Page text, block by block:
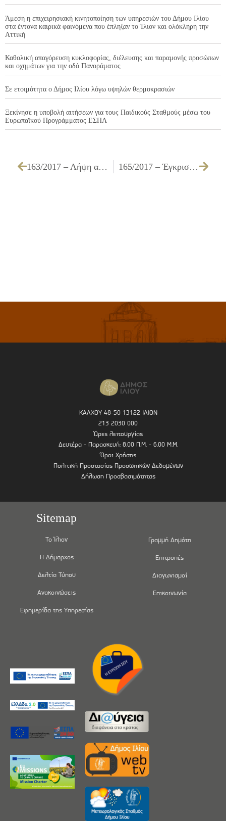
Άμεση η επιχειρησιακή κινητοποίηση των υπηρεσιών του Δήμου Ιλίου
στα έντονα καιρικά φαινόμενα που έπληξαν το Ίλιον και ολόκληρη την
Αττική
Καθολική απαγόρευση κυκλοφορίας, διέλευσης και παραμονής προσώπων
και οχημάτων για την οδό Πανοράματος
Σε ετοιμότητα ο Δήμος Ιλίου λόγω υψηλών θερμοκρασιών
Ξεκίνησε η υποβολή αιτήσεων για τους Παιδικούς Σταθμούς μέσω του
Ευρωπαϊκού Προγράμματος ΕΣΠΑ
163/2017 – Λήψη απόφασης για έγκριση πρακτικού και ανάδειξη προσωρινού αναδόχου για την «Μίσθωση μηχανημάτων για κατεδαφίσεις – διαμορφώσεις χώρων» 165/2017 – Έγκριση πρακτικού δημοπρασίας που αφορά στη μίσθωση οικήματος προς χρήση του, για τη στέγαση του Συμβουλευτικού Κέντρου ΚΕΘΕΑ Δήμου Ιλίου
ΚΑΛΧΟΥ 48-50 13122 ΙΛΙΟΝ
213 2030 000
Ώρες λειτουργίας
Δευτέρα - Παρασκευή: 8.00 Π.Μ. - 6.00 Μ.Μ.
Όροι Χρήσης
Πολιτική Προστασίας Προσωπικών Δεδομένων
Δήλωση Προσβασιμότητας
Sitemap
Το Ίλιον
Η Δήμαρχος
Δελτία Τύπου
Ανακοινώσεις
Εφημερίδα της Υπηρεσίας
Γραμμή Δημότη
Επιτροπές
Διαγωνισμοί
Επικοινωνία